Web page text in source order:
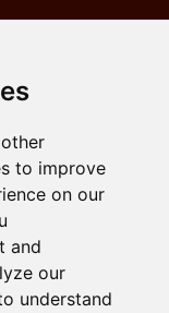
to improve
on our
and
our
understand
London